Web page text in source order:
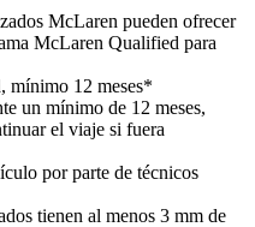
McLaren pueden ofrecer
McLaren Qualified para
mínimo 12 meses*
un mínimo de 12 meses,
el viaje si fuera
por parte de técnicos
tienen al menos 3 mm de